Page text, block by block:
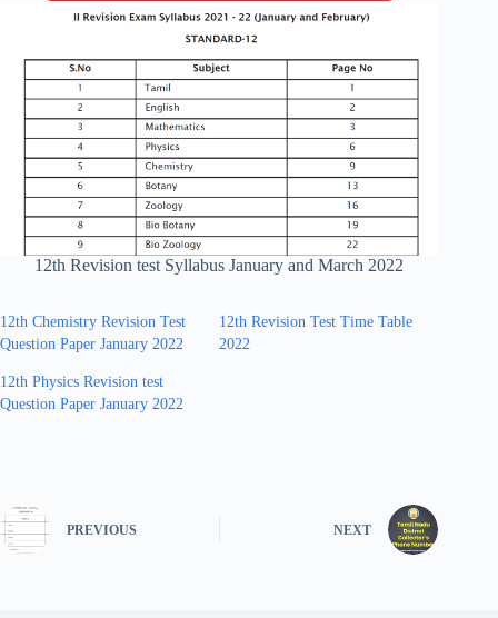
12th Revision test Syllabus January and March 2022
12th Chemistry Revision Test
Question Paper January 2022
12th Revision Test Time Table
2022
12th Physics Revision test
Question Paper January 2022
PREVIOUS NEXT